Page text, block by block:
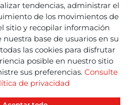
colectivo que demuestra
por integrar la sostenibilidad
medalla supone un impulso
reforzando las acciones ya
por una mejora continua
relacionados con la RSC.
tendencias, administrar el
de los movimientos de
sitio y recopilar información
base de usuarios en su
las cookies para disfrutar
posible en nuestro sitio
sus preferencias. Consulte
de privacidad